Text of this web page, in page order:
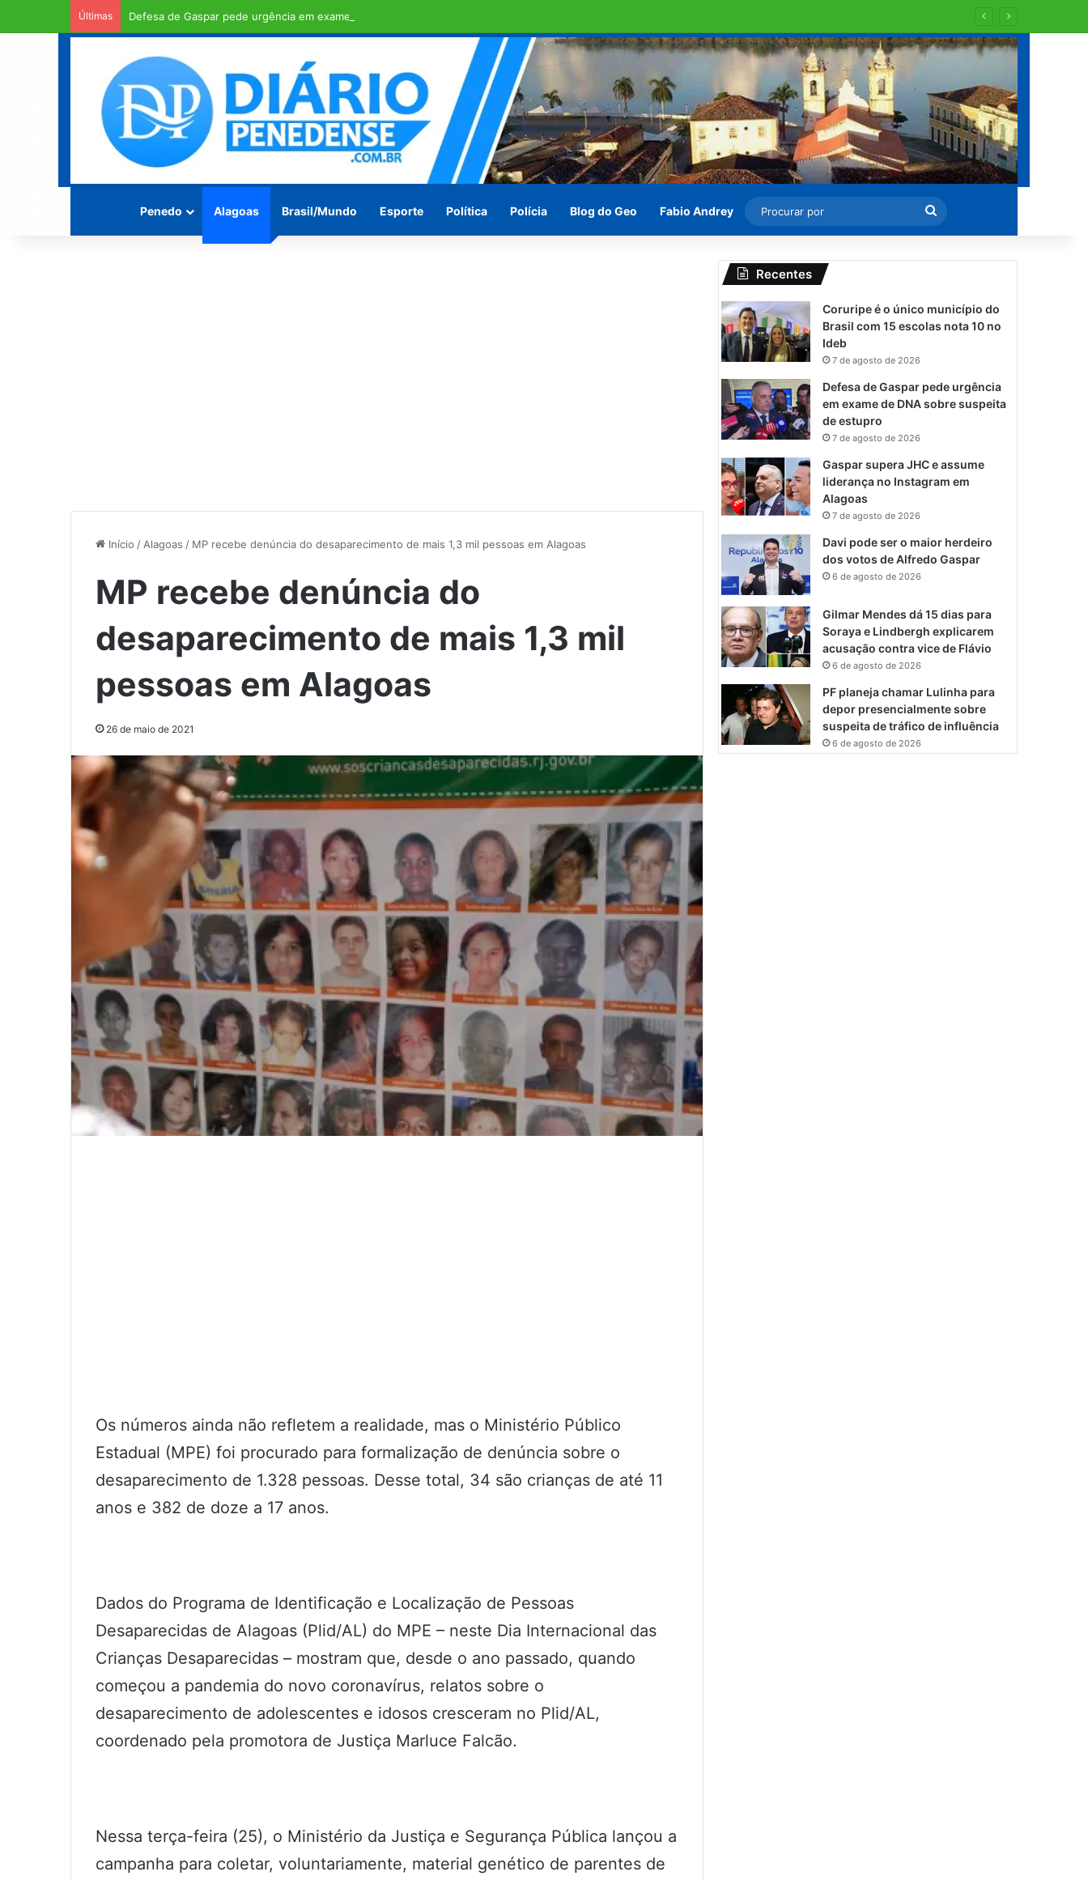
Últimas Defesa de Gaspar pede urgência em exame de DNA sobre suspeita de estupro
Penedo Alagoas Brasil/Mundo Esporte Política Polícia Blog do Geo Fabio Andrey
Procurar
por
Início / Alagoas / MP recebe denúncia do desaparecimento de mais 1,3 mil pessoas em Alagoas
MP recebe denúncia do
desaparecimento de mais 1,3 mil
pessoas em Alagoas
26 de maio de 2021
Os números ainda não refletem a realidade, mas o Ministério Público
Estadual (MPE) foi procurado para formalização de denúncia sobre o
desaparecimento de 1.328 pessoas. Desse total, 34 são crianças de até 11
anos e 382 de doze a 17 anos.
Dados do Programa de Identificação e Localização de Pessoas
Desaparecidas de Alagoas (Plid/AL) do MPE – neste Dia Internacional das
Crianças Desaparecidas – mostram que, desde o ano passado, quando
começou a pandemia do novo coronavírus, relatos sobre o
desaparecimento de adolescentes e idosos cresceram no Plid/AL,
coordenado pela promotora de Justiça Marluce Falcão.
Nessa terça-feira (25), o Ministério da Justiça e Segurança Pública lançou a
campanha para coletar, voluntariamente, material genético de parentes de
Recentes
Coruripe é o único município do
Brasil com 15 escolas nota 10 no
Ideb
7 de agosto de 2026
Defesa de Gaspar pede urgência
em exame de DNA sobre suspeita
de estupro
7 de agosto de 2026
Gaspar supera JHC e assume
liderança no Instagram em
Alagoas
7 de agosto de 2026
Davi pode ser o maior herdeiro
dos votos de Alfredo Gaspar
6 de agosto de 2026
Gilmar Mendes dá 15 dias para
Soraya e Lindbergh explicarem
acusação contra vice de Flávio
6 de agosto de 2026
PF planeja chamar Lulinha para
depor presencialmente sobre
suspeita de tráfico de influência
6 de agosto de 2026